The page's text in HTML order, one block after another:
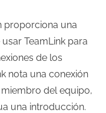
proporciona una
TeamLink para
de los
nota una conexión
del equipo,
una introducción.